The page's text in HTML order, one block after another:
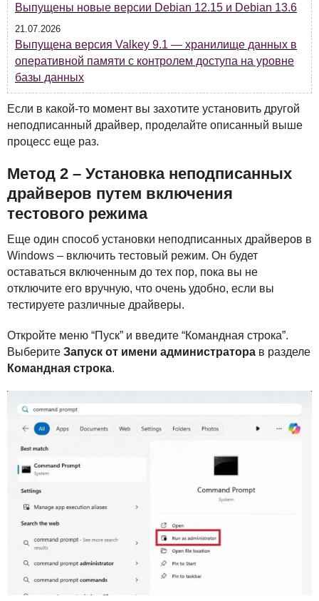
Выпущены новые версии Debian 12.15 и Debian 13.6
21.07.2026
Выпущена версия Valkey 9.1 — хранилище данных в
оперативной памяти с контролем доступа на уровне
базы данных
Если в какой-то момент вы захотите установить другой
неподписанный драйвер, проделайте описанный выше
процесс еще раз.
Метод 2 – Установка неподписанных
драйверов путем включения
тестового режима
Еще один способ установки неподписанных драйверов в
Windows – включить тестовый режим. Он будет
оставаться включенным до тех пор, пока вы не
отключите его вручную, что очень удобно, если вы
тестируете различные драйверы.
Откройте меню “Пуск” и введите “Командная строка”.
Выберите Запуск от имени администратора в разделе
Командная строка.